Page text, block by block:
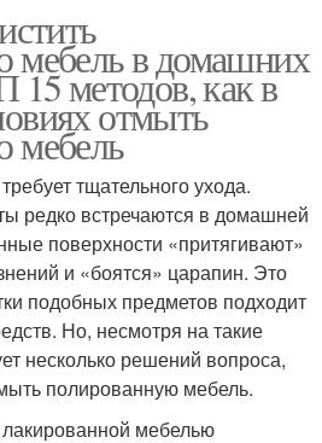
мебель в домашних
методов, как в
отмыть
мебель
тщательного ухода.
редко встречаются в домашней
поверхности «притягивают»
и «боятся» царапин. Это
подобных предметов подходит
Но, несмотря на такие
несколько решений вопроса,
полированную мебель.
мебелью